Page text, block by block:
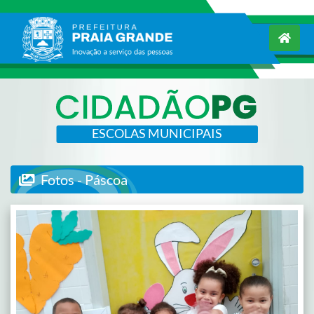
ESCOLAS MUNICIPAIS
Fotos - Páscoa